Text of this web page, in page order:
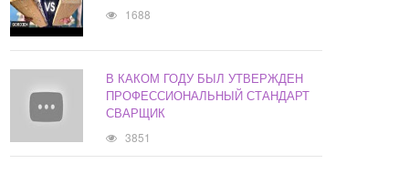
1688
В КАКОМ ГОДУ БЫЛ УТВЕРЖДЕН
ПРОФЕССИОНАЛЬНЫЙ СТАНДАРТ
СВАРЩИК
3851